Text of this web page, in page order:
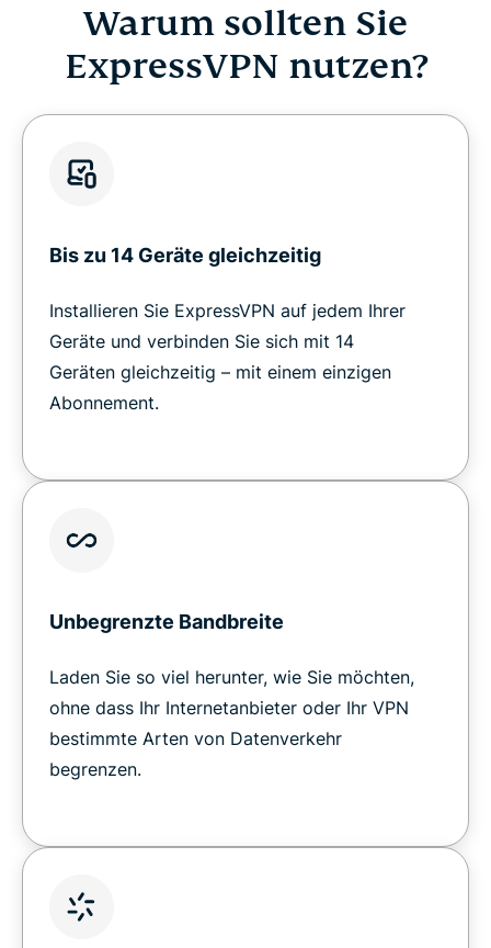
Warum sollten Sie
ExpressVPN nutzen?
Bis zu 14 Geräte gleichzeitig
Installieren Sie ExpressVPN auf jedem Ihrer
Geräte und verbinden Sie sich mit 14
Geräten gleichzeitig – mit einem einzigen
Abonnement.
Unbegrenzte Bandbreite
Laden Sie so viel herunter, wie Sie möchten,
ohne dass Ihr Internetanbieter oder Ihr VPN
bestimmte Arten von Datenverkehr
begrenzen.